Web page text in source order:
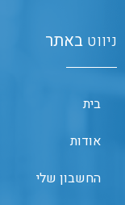
ניווט באתר
בית
אודות
החשבון שלי